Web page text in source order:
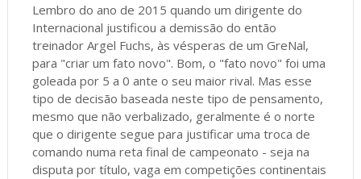
Lembro do ano de 2015 quando um dirigente do
Internacional justificou a demissão do então
treinador Argel Fuchs, às vésperas de um GreNal,
para "criar um fato novo". Bom, o "fato novo" foi uma
goleada por 5 a 0 ante o seu maior rival. Mas esse
tipo de decisão baseada neste tipo de pensamento,
mesmo que não verbalizado, geralmente é o norte
que o dirigente segue para justificar uma troca de
comando numa reta final de campeonato - seja na
disputa por título, vaga em competições continentais